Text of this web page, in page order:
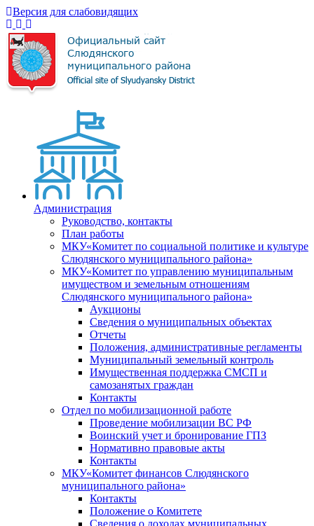
Версия для слабовидящих
Администрация
Руководство, контакты
План работы
МКУ«Комитет по социальной политике и культуре
Слюдянского муниципального района»
МКУ«Комитет по управлению муниципальным
имуществом и земельным отношениям
Слюдянского муниципального района»
Аукционы
Сведения о муниципальных объектах
Отчеты
Положения, административные регламенты
Муниципальный земельный контроль
Имущественная поддержка СМСП и
самозанятых граждан
Контакты
Отдел по мобилизационной работе
Проведение мобилизации ВС РФ
Воинский учет и бронирование ГПЗ
Нормативно правовые акты
Контакты
МКУ«Комитет финансов Слюдянского
муниципального района»
Контакты
Положение о Комитете
Сведения о доходах муниципальных